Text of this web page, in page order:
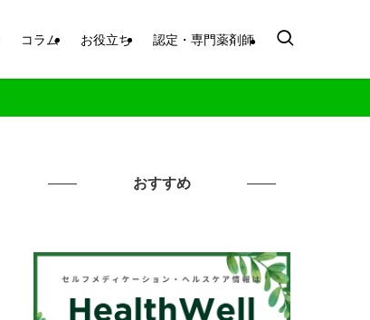
コラム お役立ち 認定・専門薬剤師
おすすめ